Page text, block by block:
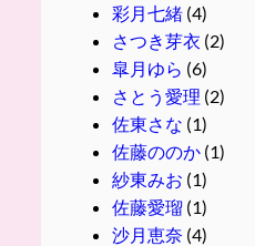
彩月七緒(4)
さつき芽衣 (2)
皐月ゆら (6)
さとう愛理 (2)
佐東さな (1)
佐藤ののか(1)
紗東みお (1)
佐藤愛瑠(1)
沙月恵奈 (4)